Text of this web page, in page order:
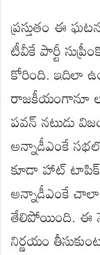
ప్రస్తుతం ఈ
టీవీకే పార్టీ
కోరింది. ఇదిలా
రాజకీయంగానూ
పవన్ నటుడు
అన్నాడీఎంకే
కూడా హాట్
అన్నాడీఎంకే చాలా
తేలిపోయింది. ఈ
నిర్ణయం